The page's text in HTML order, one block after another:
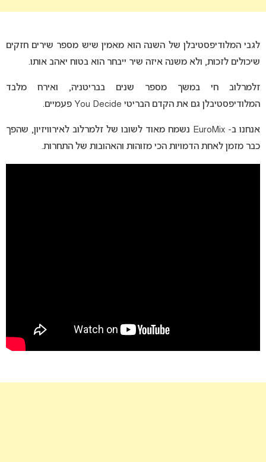
לגבי המלודיפסטיבלן של השנה הוא מאמין שיש מספר שירים חזקים
שיכולים לזכות, ולא משנה איזה שיר ייבחר הוא בטוח יאהב אותו.
זלמרלוב חי במשך מספר שנים בבריטניה, ואירח מלבד
המלודיפסטיבלן גם את הקדם הבריטי You Decide פעמיים.
אנחנו ב- EuroMix נשמח מאוד לשובו של זלמרלוב לאירוויזיון, שהפך
כבר מזמן לאחת הדמויות הכי מזוהות והאהובות של התחרות.